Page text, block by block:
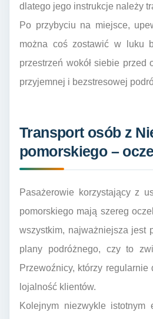
dlatego jego instrukcje należy
Po przybyciu na miejsce,
można coś zostawić w luku
przestrzeń wokół siebie
przyjemnej i bezstresowej
Transport osób z
pomorskiego –
Pasażerowie korzystający z
pomorskiego mają szereg
wszystkim, najważniejsza jest
plany podróżnego, czy to
Przewoźnicy, którzy
lojalność klientów.
Kolejnym niezwykle istotnym